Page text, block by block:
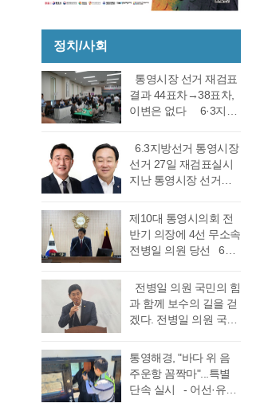
정치/사회
통영시장 선거 재검표
결과 44표차→38표차,
이변은 없다 6·3지방
검표 결과 강석주 시장
이 38표차로 6표가 변
동되었으나 천영기 당
는 창원시 성산구에 있
는 도선관위 청사 6층
대회의실에서 실시한
차에서 38표차로 더불
어민주당 강석주 시장
이 국민의힘 천영기 전
보는 기존과 동일, 천영
기 후보는 기존보다 6표
증가했다. 이로써 두 후
6.3지방선거 통영시장
선거 27일 재검표실시
지난 통영시장 선거에
서 0.06%(44표) 차이로
당락이 갈렸던 6.3지방
선거 통영시장선거 결
과에 대한 천영기 후보
드려져 경남선관위가
재검표를 결정했다. 경
남 선거관리위원회가
난 6·3 지방선거에서 44
표 차이로 당락이 갈린
통영시장 선거에 대한
제10대 통영시의회 전
반기 의장에 4선 무소속
전병일 의원 당선 6일
거를 위한 제244회 임
시회를에서 4선 전병일
의원이 전반기 의장에
결을 펼친 무소속 전병
일 의원이 각각 등록해
정견 발표 이후 곧바로
전병일 의원 국민의 힘
과 함께 보수의 길을 걷
겠다. 전병일 의원 국민
통영시 가선거구 전병
일 의원이 1일 오전 통
영시청 브리핑 룸에서
기자회견을 열고 통영
통영해경, "바다 위 음
주운항 꼼짝마"...특별
단속 실시 - 어선·유도